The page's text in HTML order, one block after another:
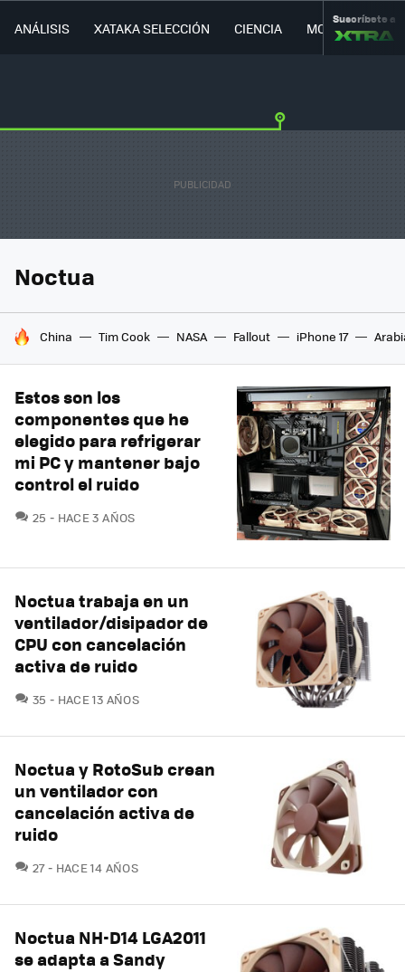
ANÁLISIS XATAKA SELECCIÓN CIENCIA MOVILIDAD
Suscríbete a
Noctua
HOY SE HABLA DE
China Tim Cook NASA Fallout iPhone 17
Estos son los
componentes que he
elegido para refrigerar
mi PC y mantener bajo
control el ruido
25 COMENTARIOS
HACE 3 AÑOS
Noctua trabaja en un
ventilador/disipador de
CPU con cancelación
activa de ruido
35 COMENTARIOS
HACE 13 AÑOS
Noctua y RotoSub crean
un ventilador con
cancelación activa de
ruido
27COMENTARIOS
HACE 14 AÑOS
Noctua NH-D14 LGA2011
se adapta a Sandy